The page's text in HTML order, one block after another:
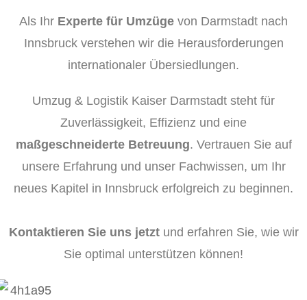
Als Ihr Experte für Umzüge von Darmstadt nach
Innsbruck verstehen wir die Herausforderungen
internationaler Übersiedlungen.
Umzug & Logistik Kaiser Darmstadt steht für
Zuverlässigkeit, Effizienz und eine
maßgeschneiderte Betreuung. Vertrauen Sie auf
unsere Erfahrung und unser Fachwissen, um Ihr
neues Kapitel in Innsbruck erfolgreich zu beginnen.
Kontaktieren Sie uns jetztund erfahren Sie, wie wir
Sie optimal unterstützen können!